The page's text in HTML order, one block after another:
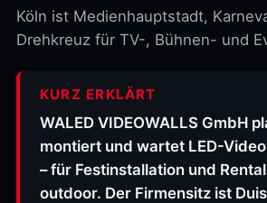
Köln ist Medienhauptstadt,
Drehkreuz für TV-, Bühnen- und
KURZ ERKLÄRT
WALED VIDEOWALLS GmbH
montiert und wartet LED-
– für Festinstallation und
outdoor. Der Firmensitz ist